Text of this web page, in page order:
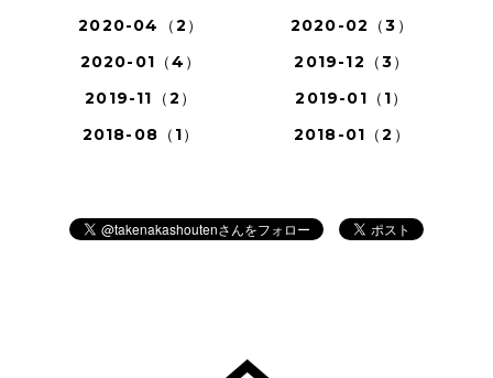
2020-04（2）
2020-02（3）
2020-01（4）
2019-12（3）
2019-11（2）
2019-01（1）
2018-08（1）
2018-01（2）